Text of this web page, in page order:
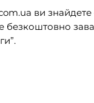
(527)
ви